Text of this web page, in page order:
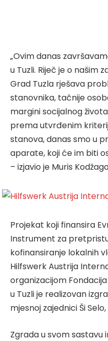
„Ovim danas
u Tuzli. Riječ je o našim
Grad Tuzla rješava
stanovnika, tačnije
margini socijalnog
prema utvrđenim
stanova, danas smo u
aparate, koji će im biti
– izjavio je Muris
Projekat koji finansira
Instrument za
kofinansiranje lokalnih
Hilfswerk Austrija
organizacijom
u Tuzli je realizovan
mjesnoj zajednici Ši
Zgrada u svom sastavu